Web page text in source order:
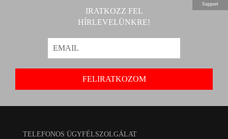
IRATKOZZ FEL
HÍRLEVELÜNKRE!
TELEFONOS ÜGYFÉLSZOLGÁLAT
Support